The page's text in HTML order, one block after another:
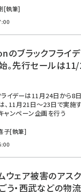
[執筆]
のブラックフライ
。先行セールは
ライデーは11月24日から8
、11月21日～23日で実施
ャンペーン企画を行う
子[執筆]
ウェア被害のアス
う・西武などの物